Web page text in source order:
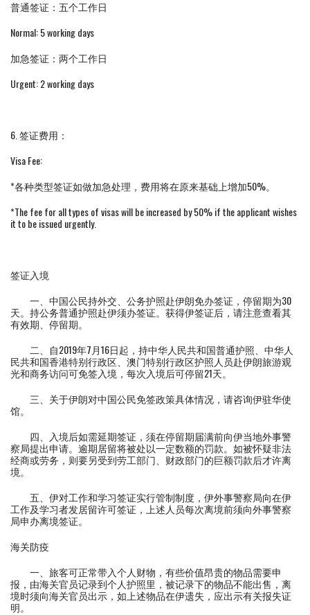
普通签证：五个工作日
Normal: 5 working days
加急签证：两个工作日
Urgent: 2 working days
6. 签证费用：
Visa Fee:
*各种类型签证如做加急处理，费用将在原来基础上增加50%。
*The fee for all types of visas will be increased by 50% if the applicant wishes
it to be issued urgently.
签证入境
一、中国公民持外交、公务护照赴伊朗免办签证，停留期为30
天。持公务普通护照赴伊须办签证。获得伊签证后，请注意查看其
有效期、停留期。
二、自2019年7月16日起，持中华人民共和国普通护照、中华人
民共和国香港特别行政区、澳门特别行政区护照人员赴伊朗旅游观
光和商务访问可免签入境，每次入境后可停留21天。
三、关于伊朗对中国公民免签政策具体情况，请咨询伊驻华使
馆。
四、入境后如需延期签证，须在停留期届满前向伊当地外事警
察局提出申请。逾期居留将被处以一定数额的罚款。如被怀疑非法
经商或劳务，则要另受到劳工部门、财政部门的巨额罚款后才许离
境。
五、伊对工作和学习签证实行管制制度，伊外事警察局向在伊
工作及学习者发居留许可签证，上述人员每次离境前须向外事警察
局申办离境签证。
海关防疫
一、旅客可正常带入个人财物，有些价值昂贵的物品需要申
报，由海关官员记录到个人护照里，被记录下的物品不能出售，离
境时须向海关官员出示，如上述物品在伊遗失，应出示有关报失证
明。